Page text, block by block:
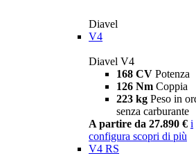
Diavel
V4
Diavel V4
168 CV Potenza
126 Nm Coppia
223 kg Peso in
senza carburante
A partire da 27.890 € i
configura scopri di più
V4 RS